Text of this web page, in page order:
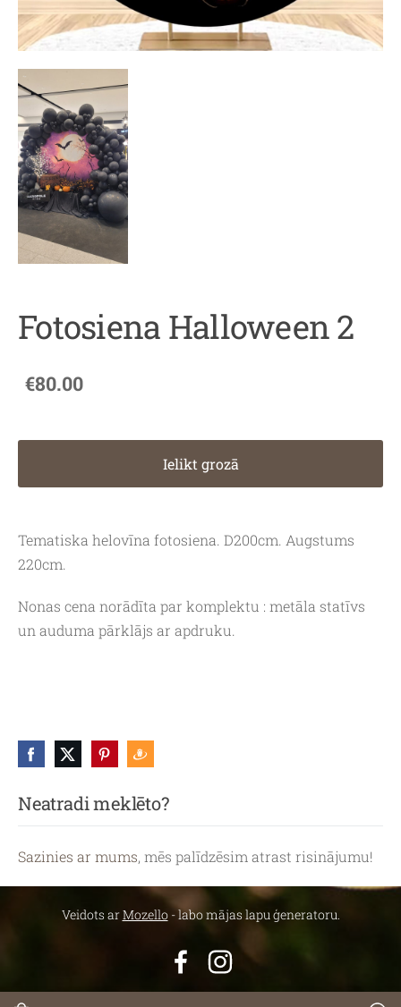
Neatradi meklēto?
Sazinies ar mums, mēs palīdzēsim atrast risinājumu!
Fotosiena Halloween 2
€80.00
Ielikt grozā
Tematiska helovīna fotosiena. D200cm. Augstums
220cm.
Nonas cena norādīta par komplektu : metāla statīvs
un auduma pārklājs ar apdruku.
Veidots arMozello- labo mājas lapu ģeneratoru.